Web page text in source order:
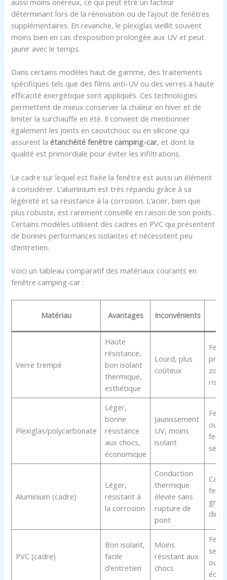
déterminant lors de la rénovation ou de l’ajout de fenêtres
supplémentaires. En revanche, le plexiglas vieillit souvent
moins bien en cas d’exposition prolongée aux UV et peut
jaunir avec le temps.
Dans certains modèles haut de gamme, des traitements
spécifiques tels que des films anti-UV ou des verres à haute
efficacité énergétique sont appliqués. Ces technologies
permettent de mieux conserver la chaleur en hiver et de
limiter la surchauffe en été. Il convient de mentionner
également les joints en caoutchouc ou en silicone qui
assurent la étanchéité fenêtre camping-car, et dont la
qualité est primordiale pour éviter les infiltrations.
Le cadre sur lequel est fixée la fenêtre est aussi un élément
à considérer. L’aluminium est très répandu grâce à sa
légèreté et sa résistance à la corrosion. L’acier, bien que
plus robuste, est rarement conseillé en raison de son poids.
Certains modèles utilisent des cadres en PVC qui présentent
de bonnes performances isolantes et nécessitent peu
d’entretien.
Voici un tableau comparatif des matériaux courants en
fenêtre camping-car :
Matériau Avantages Inconvénients
Verre trempé
Haute
résistance,
bon isolant
thermique,
esthétique
Lourd, plus
coûteux
Plexiglas/polycarbonate
Léger,
bonne
résistance
aux chocs,
économique
Jaunissement
UV, moins
isolant
Aluminium (cadre)
Léger,
résistant à
la corrosion
Conduction
thermique
élevée sans
rupture de
pont
PVC (cadre)
Bon isolant,
facile
d’entretien
Moins
résistant aux
chocs
ou